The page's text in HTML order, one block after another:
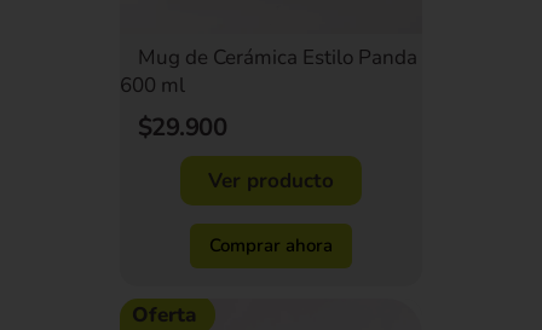
Mug de Cerámica Estilo Panda
600 ml
$29.900
Ver producto
Comprar ahora
Oferta